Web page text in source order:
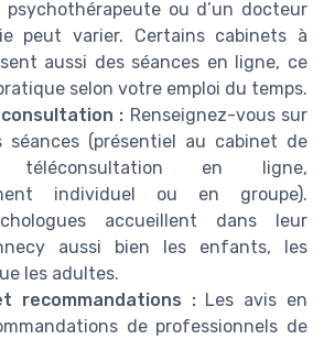
psychothérapeute ou d’un docteur
peut varier. Certains cabinets à
aussi des séances en ligne, ce
selon votre emploi du temps.
: Renseignez-vous sur
séances (présentiel au cabinet de
téléconsultation en ligne,
individuel ou en groupe).
accueillent dans leur
aussi bien les enfants, les
les adultes.
recommandations :Les avis en
de professionnels de